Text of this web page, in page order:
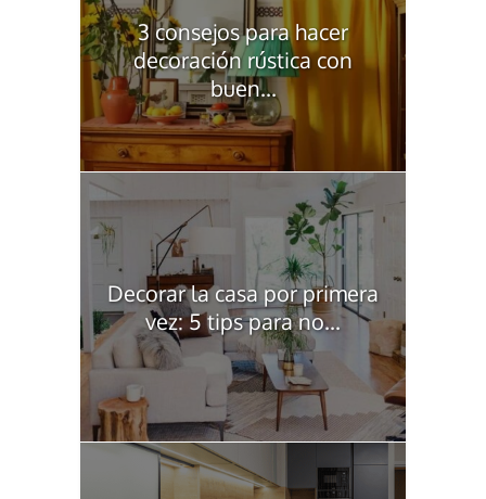
3 consejos para hacer
decoración rústica con
buen...
Decorar la casa por primera
vez: 5 tips para no...